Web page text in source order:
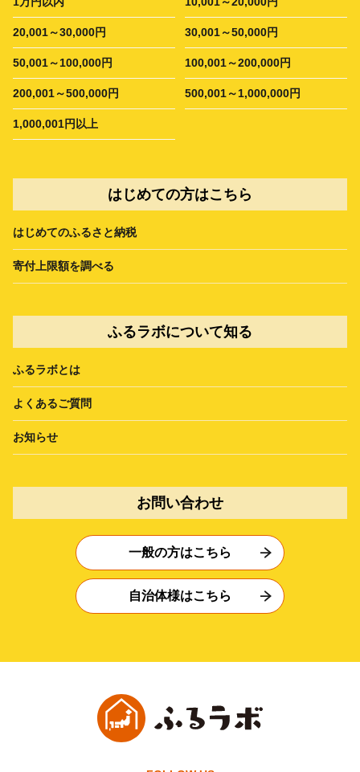
20,001～30,000円 30,001～50,000円
50,001～100,000円 100,001～200,000円
200,001～500,000円 500,001～1,000,000円
1,000,001円以上
はじめての方はこちら
はじめてのふるさと納税
寄付上限額を調べる
ふるラボについて知る
ふるラボとは
よくあるご質問
お知らせ
お問い合わせ
一般の方はこちら
自治体様はこちら